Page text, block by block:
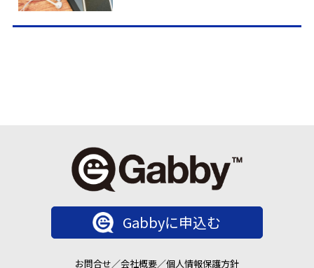
Gabbyに申込む
お問合せ／会社概要／個人情報保護方針